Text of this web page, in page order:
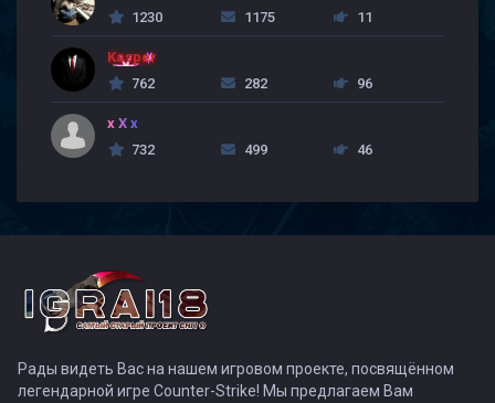
1230
1175 11
Kasper
762
282 96
x X x
732
499 46
Рады видеть Вас на нашем игровом проекте, посвящённом
легендарной игре Counter-Strike! Мы предлагаем Вам